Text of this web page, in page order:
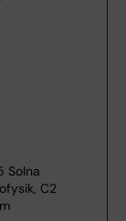
Solna
C2